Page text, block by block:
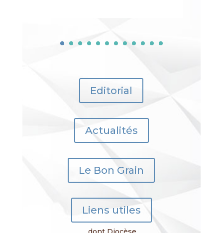
Editorial
Actualités
Le Bon Grain
Liens utiles